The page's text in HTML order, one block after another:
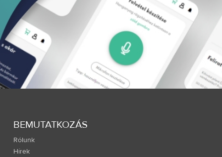
BEMUTATKOZÁS
Rólunk
Hírek